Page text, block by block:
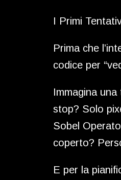
I Primi
Prima che
codice per
Immagina
stop? Solo
Sobel
coperto?
E per la